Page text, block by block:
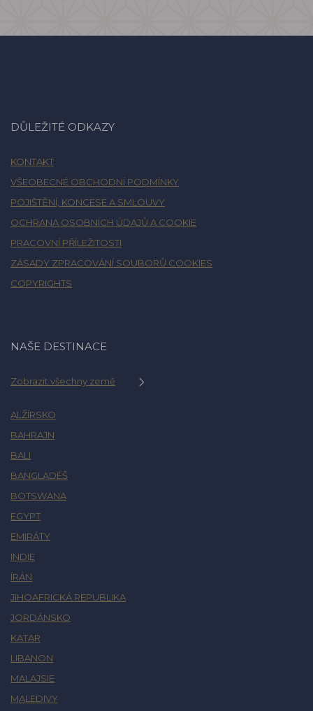
DŮLEŽITÉ ODKAZY
KONTAKT
VŠEOBECNÉ OBCHODNÍ PODMÍNKY
POJIŠTĚNÍ, KONCESE A SMLOUVY
OCHRANA OSOBNÍCH ÚDAJŮ A COOKIE
PRACOVNÍ PŘÍLEŽITOSTI
ZÁSADY ZPRACOVÁNÍ SOUBORŮ COOKIES
COPYRIGHTS
NAŠE DESTINACE
Zobrazit všechny země
ALŽÍRSKO
BAHRAJN
BALI
BANGLADÉŠ
BOTSWANA
EGYPT
EMIRÁTY
INDIE
ÍRÁN
JIHOAFRICKÁ REPUBLIKA
JORDÁNSKO
KATAR
LIBANON
MALAJSIE
MALEDIVY